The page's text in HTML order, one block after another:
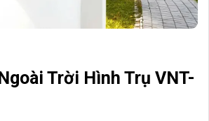
Trời Hình Trụ VNT-